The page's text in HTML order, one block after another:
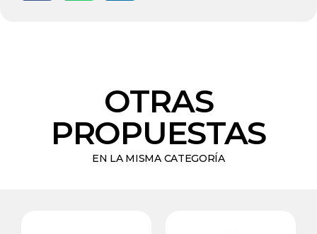
OTRAS
PROPUESTAS
EN LA MISMA CATEGORÍA